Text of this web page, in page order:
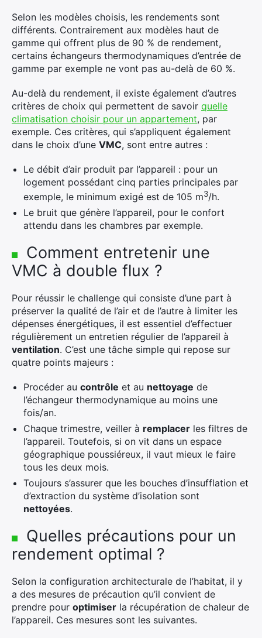
Selon les modèles choisis, les rendements sont
différents. Contrairement aux modèles haut de
gamme qui offrent plus de 90 % de rendement,
certains échangeurs thermodynamiques d’entrée de
gamme par exemple ne vont pas au-delà de 60 %.
Au-delà du rendement, il existe également d’autres
critères de choix qui permettent de savoir quelle
climatisation choisir pour un appartement, par
exemple. Ces critères, qui s’appliquent également
dans le choix d’une VMC, sont entre autres :
Le débit d’air produit par l’appareil : pour un
logement possédant cinq parties principales par
exemple, le minimum exigé est de 105 m3/h.
Le bruit que génère l’appareil, pour le confort
attendu dans les chambres par exemple.
Comment entretenir une
VMC à double flux ?
Pour réussir le challenge qui consiste d’une part à
préserver la qualité de l’air et de l’autre à limiter les
dépenses énergétiques, il est essentiel d’effectuer
régulièrement un entretien régulier de l’appareil à
ventilation. C’est une tâche simple qui repose sur
quatre points majeurs :
Procéder au contrôle et au nettoyage de
l’échangeur thermodynamique au moins une
fois/an.
Chaque trimestre, veiller à remplacer les filtres de
l’appareil. Toutefois, si on vit dans un espace
géographique poussiéreux, il vaut mieux le faire
tous les deux mois.
Toujours s’assurer que les bouches d’insufflation et
d’extraction du système d’isolation sont
nettoyées.
Quelles précautions pour un
rendement optimal ?
Selon la configuration architecturale de l’habitat, il y
a des mesures de précaution qu’il convient de
prendre pour optimiser la récupération de chaleur de
l’appareil. Ces mesures sont les suivantes.
×
Rechercher
: